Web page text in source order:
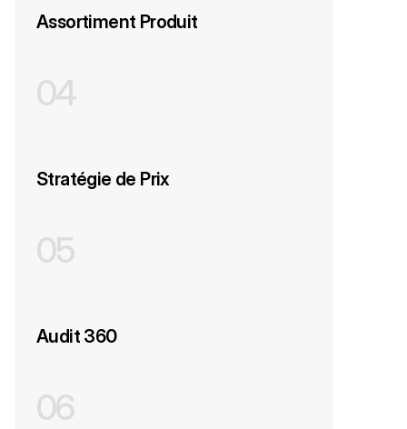
Assortiment Produit
04
Stratégie de Prix
05
Audit 360
06